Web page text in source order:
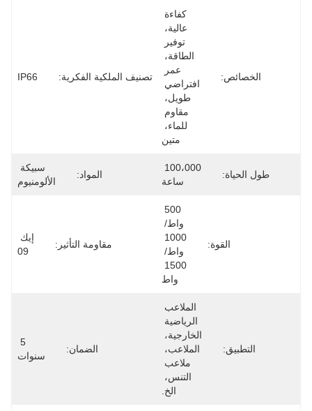
الخصائص:
متين
تصنيف الملكية الفكرية: IP66
طول الحياة:
ساعة
المواد:
الألومنيوم
القوة:
واط
مقاومة التأثير:
09
التطبيق:
الخ.
الضمان:
سنوات